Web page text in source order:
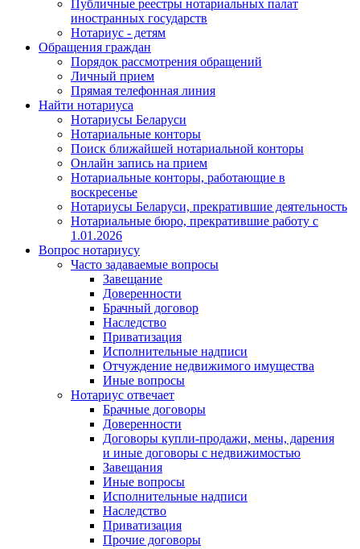
Публичные реестры нотариальных палат
иностранных государств
Нотариус - детям
Обращения граждан
Порядок рассмотрения обращений
Личный прием
Прямая телефонная линия
Найти нотариуса
Нотариусы Беларуси
Нотариальные конторы
Поиск ближайшей нотариальной конторы
Онлайн запись на прием
Нотариальные конторы, работающие в
воскресенье
Нотариусы Беларуси, прекратившие деятельность
Нотариальные бюро, прекратившие работу с
1.01.2026
Вопрос нотариусу
Часто задаваемые вопросы
Завещание
Доверенности
Брачный договор
Наследство
Приватизация
Исполнительные надписи
Отчуждение недвижимого имущества
Иные вопросы
Нотариус отвечает
Брачные договоры
Доверенности
Договоры купли-продажи, мены, дарения
и иные договоры с недвижимостью
Завещания
Иные вопросы
Исполнительные надписи
Наследство
Приватизация
Прочие договоры